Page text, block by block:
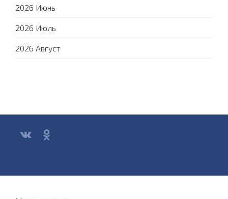
2026 Июнь
2026 Июль
2026 Август